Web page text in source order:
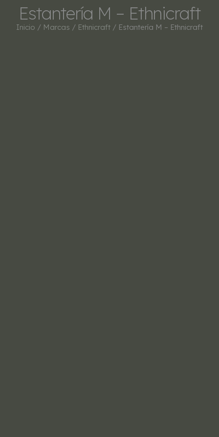
Estantería M – Ethnicraft
Inicio / Marcas / Ethnicraft / Estantería M – Ethnicraft